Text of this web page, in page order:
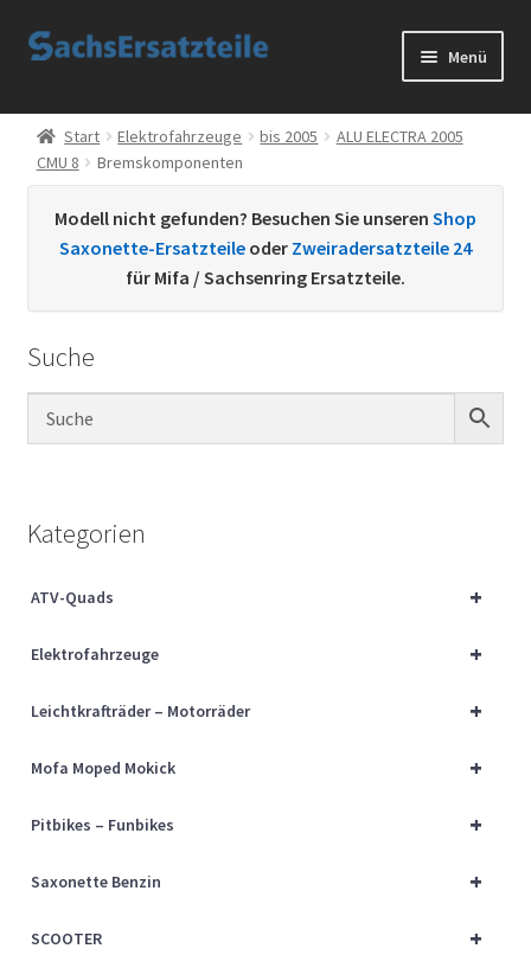
Zur
Zum
Menü
Start
AGB
Datenschutzerklärung
Kontakt
Sachs Ersatzteile
Über uns
Start Elektrofahrzeuge bis 2005
ALU ELECTRA 2005
CMU 8
Bremskomponenten
Modell nicht gefunden? Besuchen Sie unseren Shop
Saxonette-Ersatzteile oder Zweiradersatzteile 24
für Mifa / Sachsenring Ersatzteile.
Suche
Kategorien
+
ATV-Quads
+
Elektrofahrzeuge
+
Leichtkrafträder – Motorräder
+
Mofa Moped Mokick
+
Pitbikes – Funbikes
+
Saxonette Benzin
+
SCOOTER